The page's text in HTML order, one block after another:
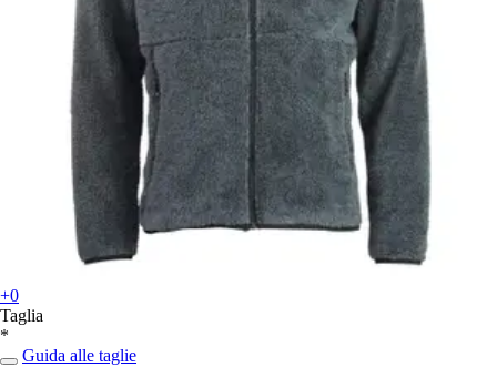
+0
Taglia
*
Guida alle taglie